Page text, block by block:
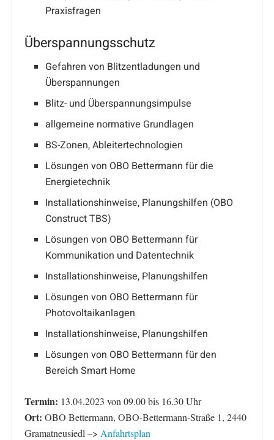
Praxisfragen
Überspannungsschutz
Gefahren von Blitzentladungen und
Überspannungen
Blitz- und Überspannungsimpulse
allgemeine normative Grundlagen
BS-Zonen, Ableitertechnologien
Lösungen von OBO Bettermann für die
Energietechnik
Installationshinweise, Planungshilfen (OBO
Construct TBS)
Lösungen von OBO Bettermann für
Kommunikation und Datentechnik
Installationshinweise, Planungshilfen
Lösungen von OBO Bettermann für
Photovoltaikanlagen
Installationshinweise, Planungshilfen
Lösungen von OBO Bettermann für den
Bereich Smart Home
Termin: 13.04.2023 von 09.00 bis 16.30 Uhr
Ort: OBO Bettermann, OBO-Bettermann-Straße 1, 2440
Gramatneusiedl –> Anfahrtsplan